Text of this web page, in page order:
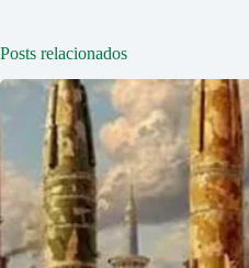
Posts relacionados